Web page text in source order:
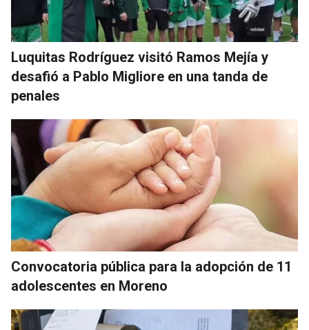
Luquitas Rodríguez visitó Ramos Mejía y
desafió a Pablo Migliore en una tanda de
penales
Convocatoria pública para la adopción de 11
adolescentes en Moreno